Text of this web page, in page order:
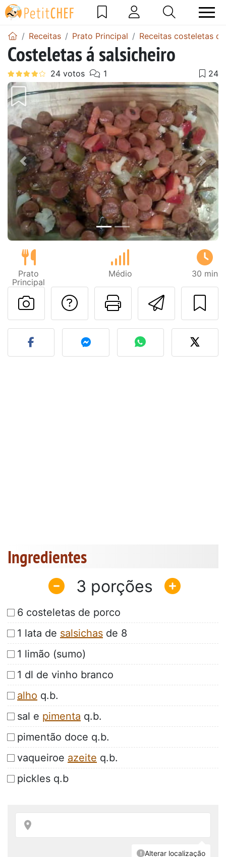
Receitas Prato Principal Receitas costeletas
Costeletas á salsicheiro
Anterior Next
Prato
Principal
Médio 30 min
Imprima
Falar com o autor
Fez esta receita?
Ingredientes
3
6 costeletas de porco
1 lata de salsichas de 8
1 limão (sumo)
1 dl de vinho branco
alho q.b.
sal e pimenta q.b.
pimentão doce q.b.
vaqueiroe azeite q.b.
pickles q.b